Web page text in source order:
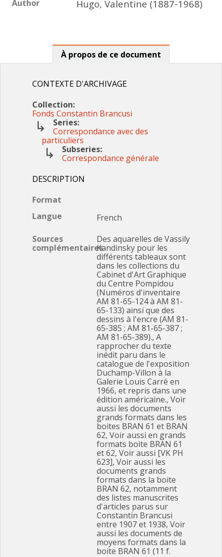
Author Hugo, Valentine (1887-1968)
À propos de ce document
CONTEXTE D'ARCHIVAGE
Collection:
Fonds Constantin Brancusi
Series:
Correspondance avec des
particuliers
Subseries:
Correspondance générale
DESCRIPTION
Format
Langue
French
Sources
complémentaires
Des aquarelles de Vassily
Kandinsky pour les
différents tableaux sont
dans les collections du
Cabinet d'Art Graphique
du Centre Pompidou
(Numéros d'inventaire
AM 81-65-124 à AM 81-
65-133) ainsi que des
dessins à l'encre (AM 81-
65-385 ; AM 81-65-387 ;
AM 81-65-389)., A
rapprocher du texte
inédit paru dans le
catalogue de l'exposition
Duchamp-Villon à la
Galerie Louis Carré en
1966, et repris dans une
édition américaine., Voir
aussi les documents
grands formats dans les
boites BRAN 61 et BRAN
62, Voir aussi en grands
formats boite BRAN 61
et 62, Voir aussi [VK PH
623], Voir aussi les
documents grands
formats dans la boite
BRAN 62, notamment
des listes manuscrites
d'articles parus sur
Constantin Brancusi
entre 1907 et 1938, Voir
aussi les documents de
moyens formats dans la
boite BRAN 61 (11 f.